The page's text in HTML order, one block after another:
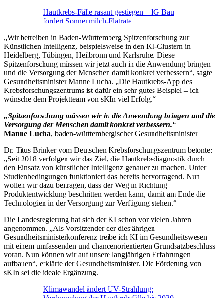
Hautkrebs-Fälle rasant gestiegen – IG Bau
fordert Sonnenmilch-Flatrate
„Wir betreiben in Baden-Württemberg Spitzenforschung zur
Künstlichen Intelligenz, beispielsweise in den KI-Clustern in
Heidelberg, Tübingen, Heilbronn und Karlsruhe. Diese
Spitzenforschung müssen wir jetzt auch in die Anwendung bringen
und die Versorgung der Menschen damit konkret verbessern“, sagte
Gesundheitsminister Manne Lucha. „Die Hautkrebs-App des
Krebsforschungszentrums ist dafür ein sehr gutes Beispiel – ich
wünsche dem Projektteam von sKIn viel Erfolg.“
„Spitzenforschung müssen wir in die Anwendung bringen und die
Versorgung der Menschen damit konkret verbessern.“
Manne Lucha, baden-württembergischer Gesundheitsminister
Dr. Titus Brinker vom Deutschen Krebsforschungszentrum betonte:
„Seit 2018 verfolgen wir das Ziel, die Hautkrebsdiagnostik durch
den Einsatz von künstlicher Intelligenz genauer zu machen. Unter
Studienbedingungen funktioniert das bereits hervorragend. Nun
wollen wir dazu beitragen, dass der Weg in Richtung
Produktentwicklung beschritten werden kann, damit am Ende die
Technologien in der Versorgung zur Verfügung stehen.“
Die Landesregierung hat sich der KI schon vor vielen Jahren
angenommen. „Als Vorsitzender der diesjährigen
Gesundheitsministerkonferenz treibe ich KI im Gesundheitswesen
mit einem umfassenden und chancenorientierten Grundsatzbeschluss
voran. Nun können wir auf unsere langjährigen Erfahrungen
aufbauen“, erklärte der Gesundheitsminister. Die Förderung von
sKIn sei die ideale Ergänzung.
Klimawandel ändert UV-Strahlung: